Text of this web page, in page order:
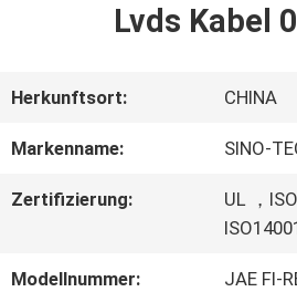
Lvds Kabel
Herkunftsort: CHINA
Markenname: SINO-
Zertifizierung:
UL ，
Modellnummer: JAE FI-